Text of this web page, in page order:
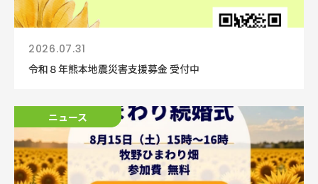
2026.07.31
令和８年熊本地震災害支援募金 受付中
ニュース
ニュース